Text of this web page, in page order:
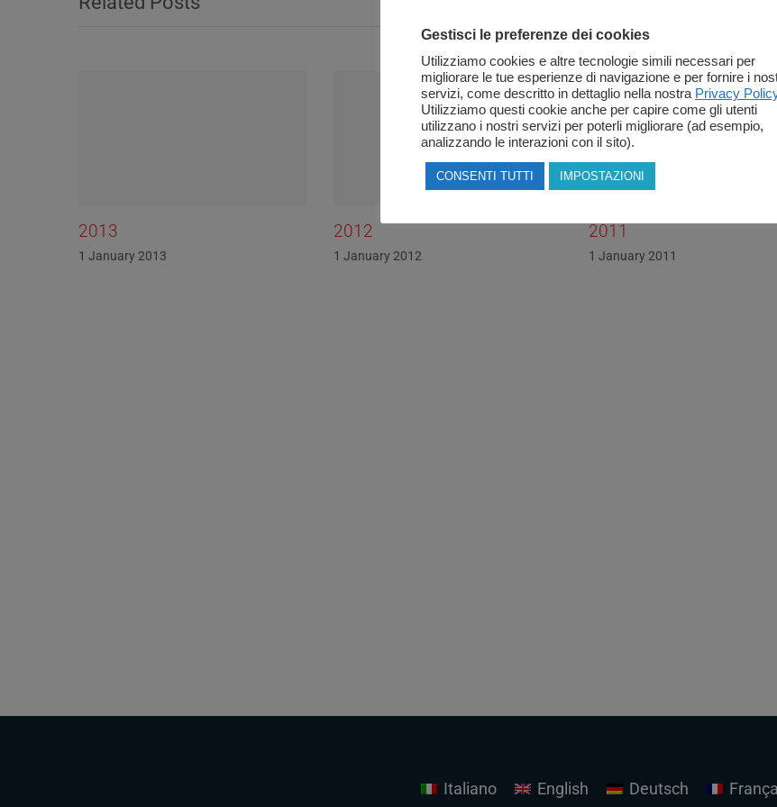
2012
1 January 2012
2011
1 January 2011
30 Anni e non
12 January 2022
Italiano English Deutsch
Gestisci le preferenze dei cookies
Utilizziamo cookies e altre tecnologie simili necessari per
migliorare le tue esperienze di navigazione e per fornire i
servizi, come descritto in dettaglio nella nostra Privacy
Utilizziamo questi cookie anche per capire come gli utenti
utilizzano i nostri servizi per poterli migliorare (ad esempio,
analizzando le interazioni con il sito).
CONSENTI TUTTI IMPOSTAZIONI